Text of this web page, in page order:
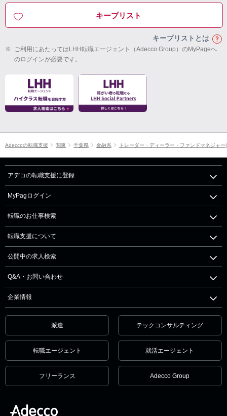
キープリスト
キープリストとは
※ ご利用にあたってはLHH転職エージェント（Adecco Group）のMyPageへ
のログインが必要です。
Adeccoの転職支援 関東 千葉県 金融系 トレーダー・ディーラー・ファンドマネジャー
アデコの転職支援に登録
MyPagログイン
転職のお仕事検索
転職支援について
公開中の求人検索
Q&A・お問い合わせ
企業情報
派遣 テックコンサルティング
転職エージェント 就活エージェント
フリーランス Adecco Group